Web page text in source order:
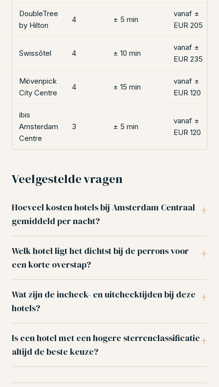
DoubleTree
by Hilton
4 ± 5 min
vanaf ±
EUR 205
Swissôtel 4 ± 10 min
vanaf ±
EUR 235
Mövenpick
City Centre
4 ± 15 min
vanaf ±
EUR 120
ibis
Amsterdam
Centre
3 ± 5 min
vanaf ±
EUR 120
Veelgestelde vragen
Hoeveel kosten hotels bij Amsterdam Centraal
gemiddeld per nacht?
Welk hotel ligt het dichtst bij de perrons voor
een korte overstap?
Wat zijn de incheck- en uitchecktijden bij deze
hotels?
Is een hotel met een hogere sterrenclassificatie
altijd de beste keuze?